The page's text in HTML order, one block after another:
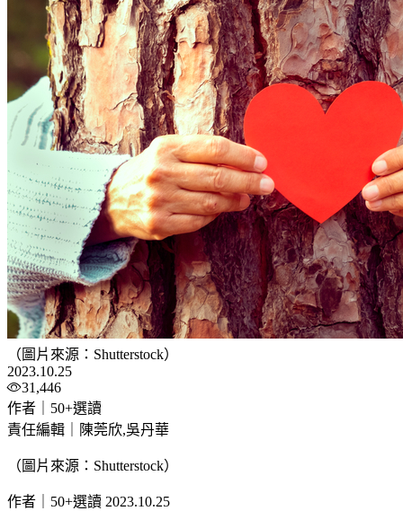
（圖片來源：Shutterstock）
2023.10.25
31,446
作者｜50+選讀
責任編輯｜陳莞欣,吳丹華
（圖片來源：Shutterstock）
作者｜50+選讀 2023.10.25